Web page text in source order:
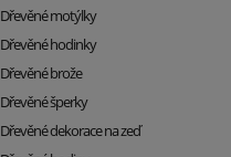
Dřevěné motýlky
Dřevěné hodinky
Dřevěné brože
Dřevěné šperky
Dřevěné dekorace na zeď